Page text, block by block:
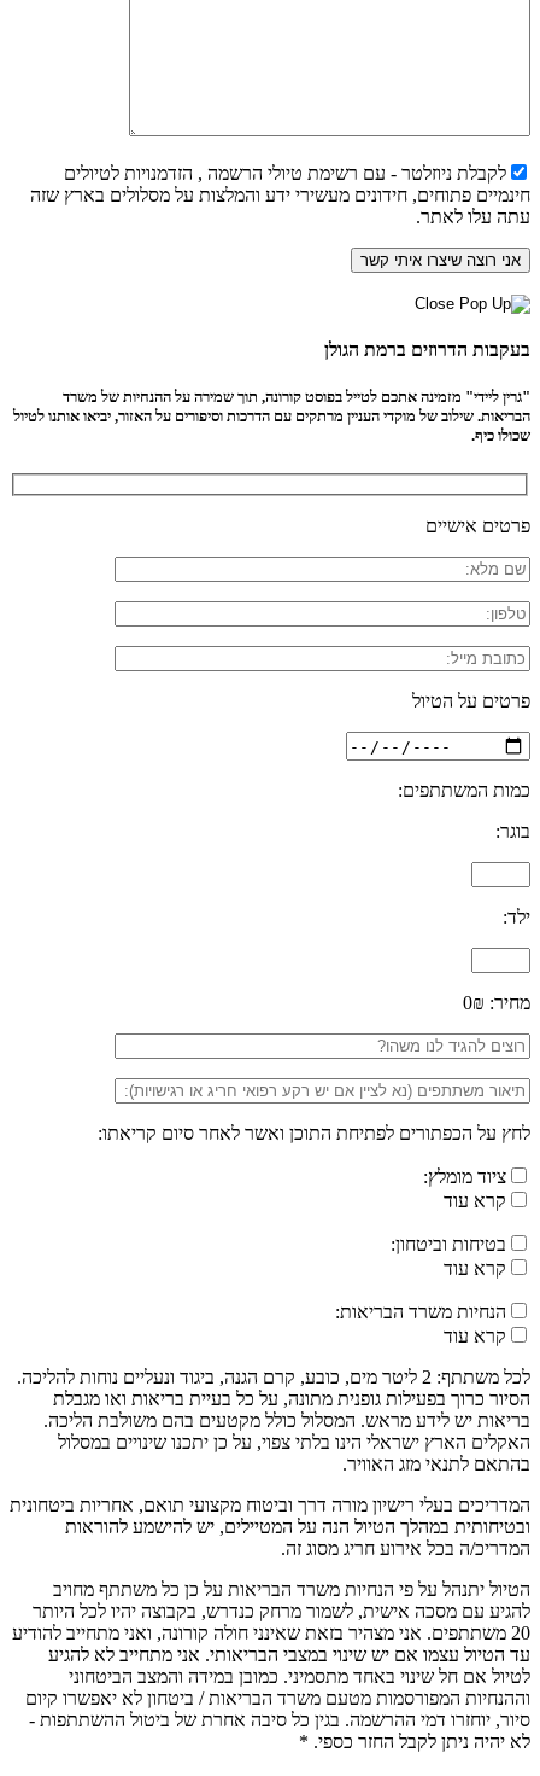
לקבלת ניוזלטר - עם רשימת טיולי הרשמה , הזדמנויות לטיולים
חינמיים פתוחים, חידונים מעשירי ידע והמלצות על מסלולים בארץ שזה
עתה עלו לאתר.
בעקבות הדרוזים ברמת הגולן
"גרין ליידי" מזמינה אתכם לטייל בפוסט קורונה, תוך שמירה על ההנחיות של משרד
הבריאות. שילוב של מוקדי העניין מרתקים עם הדרכות וסיפורים על האזור, יביאו אותנו לטיול
שכולו כיף.
פרטים אישיים
פרטים על הטיול
כמות המשתתפים:
בוגר:
ילד:
מחיר: 0₪
לחץ על הכפתורים לפתיחת התוכן ואשר לאחר סיום קריאתו:
ציוד מומלץ:
קרא עוד
בטיחות וביטחון:
קרא עוד
הנחיות משרד הבריאות:
קרא עוד
לכל משתתף: 2 ליטר מים, כובע, קרם הגנה, ביגוד ונעליים נוחות להליכה.
הסיור כרוך בפעילות גופנית מתונה, על כל בעיית בריאות ואו מגבלת
בריאות יש לידע מראש. המסלול כולל מקטעים בהם משולבת הליכה.
האקלים הארץ ישראלי הינו בלתי צפוי, על כן יתכנו שינויים במסלול
בהתאם לתנאי מזג האוויר.
המדריכים בעלי רישיון מורה דרך וביטוח מקצועי תואם, אחריות ביטחונית
ובטיחותית במהלך הטיול הנה על המטיילים, יש להישמע להוראות
המדריכ/ה בכל אירוע חריג מסוג זה.
הטיול יתנהל על פי הנחיות משרד הבריאות על כן כל משתתף מחויב
להגיע עם מסכה אישית, לשמור מרחק כנדרש, בקבוצה יהיו לכל היותר
20 משתתפים. אני מצהיר בזאת שאינני חולה קורונה, ואני מתחייב להודיע
עד הטיול עצמו אם יש שינוי במצבי הבריאותי. אני מתחייב לא להגיע
לטיול אם חל שינוי באחד מתסמיני. כמובן במידה והמצב הביטחוני
וההנחיות המפורסמות מטעם משרד הבריאות / ביטחון לא יאפשרו קיום
סיור, יוחזרו דמי ההרשמה. בגין כל סיבה אחרת של ביטול ההשתתפות -
לא יהיה ניתן לקבל החזר כספי. *